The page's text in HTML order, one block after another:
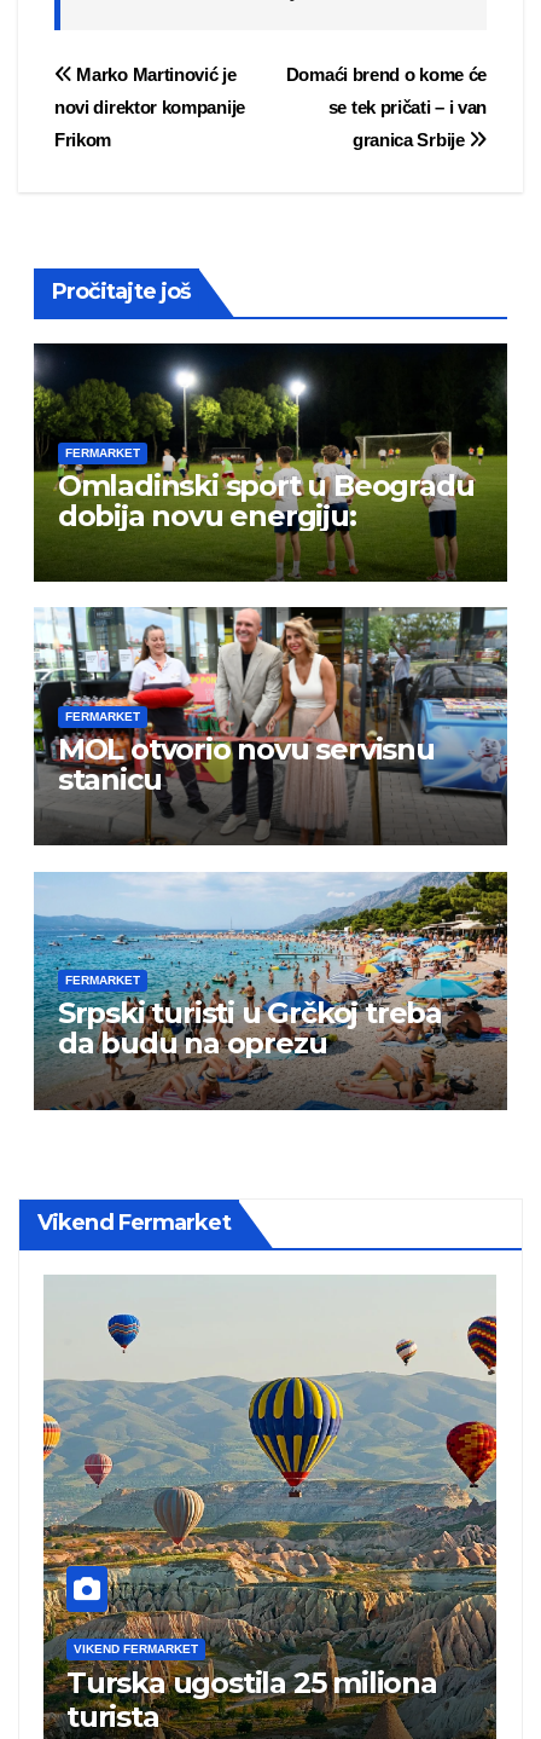
Post
navigation
Domaći brend o kome će
se tek pričati – i van
granica Srbije
Marko Martinović je
novi direktor kompanije
Frikom
Pročitajte još
FERMARKET
Omladinski sport u Beogradu
dobija novu energiju:
FERMARKET
MOL otvorio novu servisnu
stanicu
FERMARKET
Srpski turisti u Grčkoj treba
da budu na oprezu
Vikend Fermarket
VIKEND FERMARKET
Turska ugostila 25 miliona
turista